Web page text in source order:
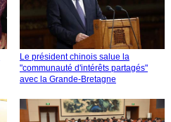
Le président chinois salue la
"communauté d'intérêts partagés"
avec la Grande-Bretagne